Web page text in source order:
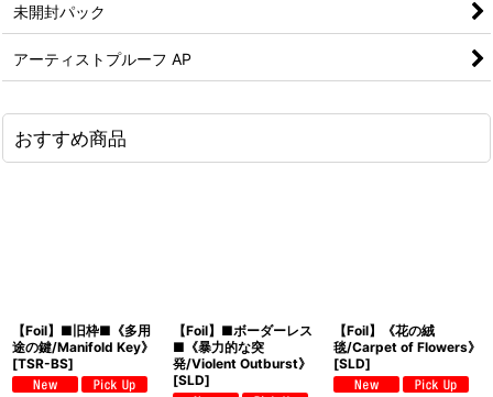
未開封パック
アーティストプルーフ AP
おすすめ商品
【Foil】■旧枠■《多用
途の鍵/Manifold Key》
[TSR-BS]
【Foil】■ボーダーレス
■《暴力的な突
発/Violent Outburst》
[SLD]
【Foil】《花の絨
毯/Carpet of Flowers》
[SLD]